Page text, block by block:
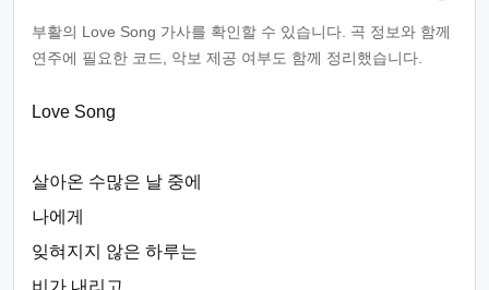
부활의 Love Song 가사를 확인할 수 있습니다. 곡 정보와 함께
연주에 필요한 코드, 악보 제공 여부도 함께 정리했습니다.
Love Song
살아온 수많은 날 중에
나에게
잊혀지지 않은 하루는
비가 내리고